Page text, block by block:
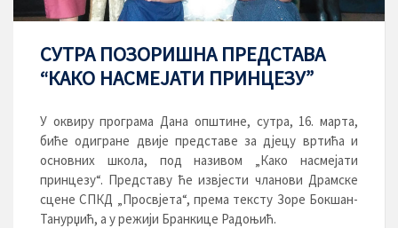
СУТРА ПОЗОРИШНА ПРЕДСТАВА
“КАКО НАСМЕЈАТИ ПРИНЦЕЗУ”
У оквиру програма Дана општине, сутра, 16. марта,
биће одигране двије представе за дјецу вртића и
основних школа, под називом „Како насмејати
принцезу“. Представу ће извјести чланови Драмске
сцене СПКД „Просвјета“, према тексту Зоре Бокшан-
Танурџић, а у режији Бранкице Радоњић.